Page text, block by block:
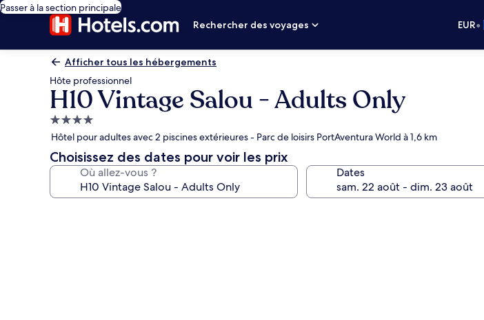
Passer à la section principale
Rechercher des voyages
EUR•
Afficher tous les hébergements
Hôte professionnel
H10 Vintage Salou - Adults Only
Hébergement
4.0 étoiles
Hôtel pour adultes avec 2 piscines extérieures - Parc de loisirs PortAventura World à 1,6 km
Choisissez des dates pour voir les prix
Où allez-vous ? Dates